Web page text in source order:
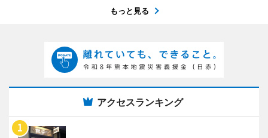
もっと見る
アクセスランキング